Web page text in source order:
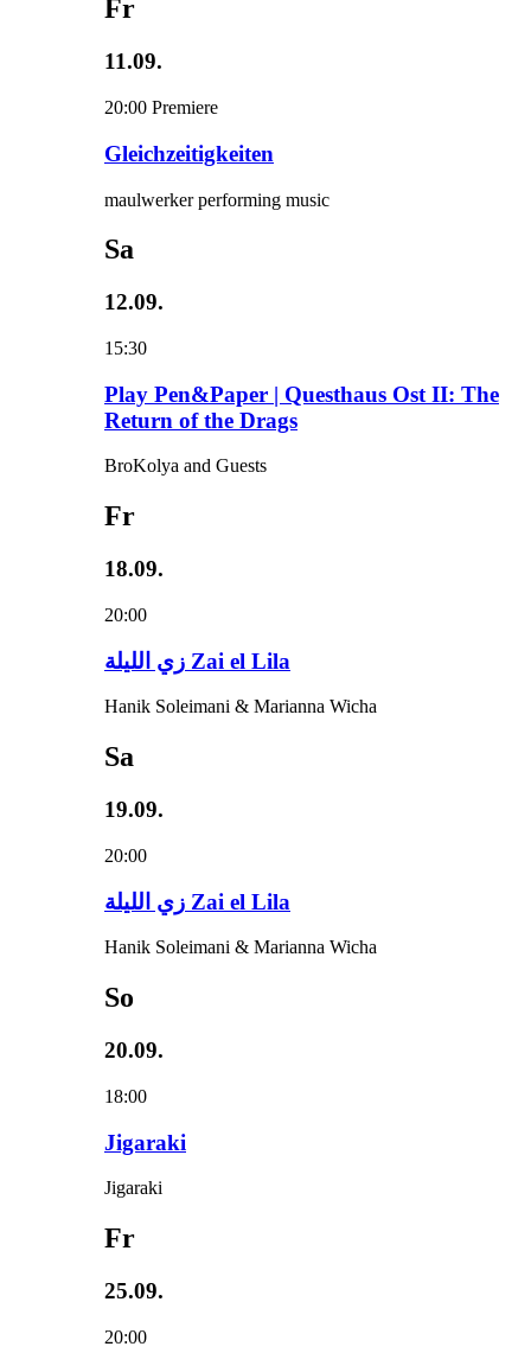
Fr
11.09.
20:00 Premiere
Gleichzeitigkeiten
maulwerker performing music
Sa
12.09.
15:30
Play Pen&Paper | Questhaus Ost II: The
Return of the Drags
BroKolya and Guests
Fr
18.09.
20:00
زي‌ اللیلة Zai el Lila
Hanik Soleimani & Marianna Wicha
Sa
19.09.
20:00
زي‌ اللیلة Zai el Lila
Hanik Soleimani & Marianna Wicha
So
20.09.
18:00
Jigaraki
Jigaraki
Fr
25.09.
20:00